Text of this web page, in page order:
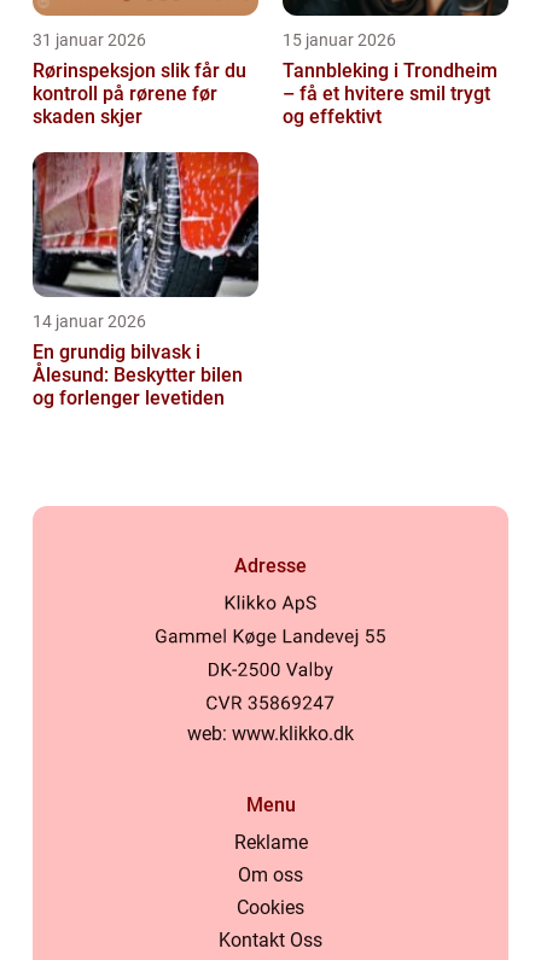
31 januar 2026
Rørinspeksjon slik får du
kontroll på rørene før
skaden skjer
15 januar 2026
Tannbleking i Trondheim
– få et hvitere smil trygt
og effektivt
14 januar 2026
En grundig bilvask i
Ålesund: Beskytter bilen
og forlenger levetiden
Adresse
web: www.klikko.dk
Menu
Reklame
Om oss
Cookies
Kontakt Oss